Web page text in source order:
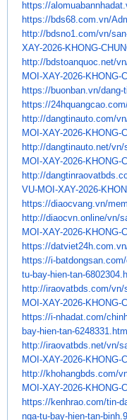
https://
https://bds68.com.vn/
http://bdsno1.com/vn/
XAY-2026-KHONG-
http://bdstoanquoc.net/
MOI-XAY-2026-KHONG-
https://buonban.vn/dang-
https://
http://dangtinauto.com/
MOI-XAY-2026-KHONG-
http://dangtinauto.net/vn/
MOI-XAY-2026-KHONG-
http://
VU-MOI-XAY-2026-
https://diaocvang.vn/
http://diaocvn.online/vn/
MOI-XAY-2026-KHONG-
https://
https://i-batdongsan.com/
tu-bay-hien-tan-
http://iraovatbds.com/vn/
MOI-XAY-2026-KHONG-
https://i-nhadat.com/
bay-hien-tan-
http://iraovatbds.net/vn/
MOI-XAY-2026-KHONG-
http://khohangbds.com/
MOI-XAY-2026-KHONG-
https://kenhrao.com/tin-
nga-tu-bay-hien-tan-